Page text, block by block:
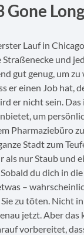
Gone
Lauf in
und
gut genug, um zu
er einen Job hat,
er nicht sein.
um
Pharmaziebüro
Stadt zum
als nur Staub und
du dich in
–
Sie zu töten. Nicht
jetzt. Aber das
vorbereitet,